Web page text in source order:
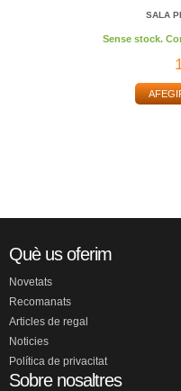
SALA
Sense stock.
Què us oferim
Novetats
Recomanats
Articles de regal
Noticies
Política de privacitat
Sobre nosaltres